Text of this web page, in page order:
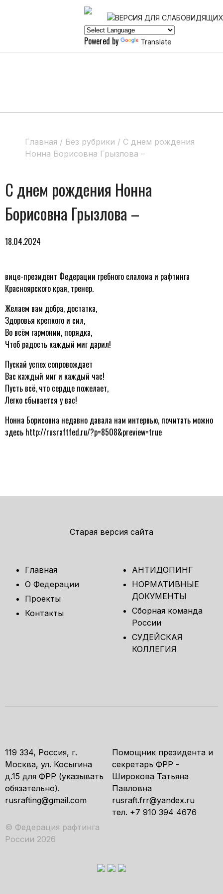
Powered by Translate
Главная / Без рубрики / С днем рождения
Нонна Борисовна Грызлова –
С днем рождения Нонна
Борисовна Грызлова –
18.04.2024
вице-президент Федерации гребного слалома и рафтинга
Красноярского края, тренер.
Желаем вам добра, достатка,
Здоровья крепкого и сил,
Во всём гармонии, порядка,
Чтоб радость каждый миг дарил!
Пускай успех сопровождает
Вас каждый миг и каждый час!
Пусть всё, что сердце пожелает,
Легко сбывается у вас!
Нонна Борисовна недавно давала нам интервью, почитать можно
здесь http://rusraftfed.ru/?p=8508&preview=true
Старая версия сайта
Главная
О Федерации
Проекты
Контакты
АНТИДОПИНГ
НОРМАТИВНЫЕ
ДОКУМЕНТЫ
Сборная команда
России
СУДЕЙСКАЯ
КОЛЛЕГИЯ
119 334, Россия, г.
Москва, ул. Косыгина
д.15 для ФРР (указывать
обязательно).
rusrafting@gmail.com
© Федерация рафтинга
России 2026
Помощник президента и
секретарь ФРР -
Широкова Татьяна
Павловна
rusraft.frr@yandex.ru
тел. +7 910 394 4676